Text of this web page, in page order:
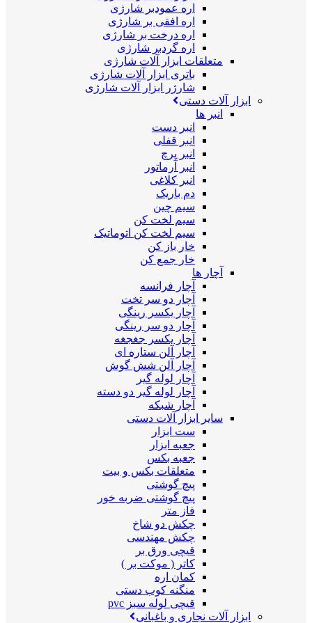
اره عمودبر شارژی
اره افقی بر شارژی
اره درخت بر شارژی
اره گردبر شارژی
متعلقات ابزار آلات شارژی
باتری ابزار آلات شارژی
شارژر ابزار آلات شارژی
ابزار آلات دستی
انبر ها
انبر دست
انبر قفلی
انبر پرچ
انبر آرماتور
انبر کلاغی
دم باریک
سیم چین
سیم لخت کن
سیم لخت کن اتوماتیک
خار باز کن
خار جمع کن
آچار ها
آچار فرانسه
آچار دو سر تخت
آچار یکسر رینگی
آچار دو سر رینگی
آچار یکسر جغجغه
آچار آلن ستاره ای
آچار آلن شش گوش
آچار لوله گیر
آچار لوله گیر دو دسته
آچار شبکه
سایر ابزار آلات دستی
ست ابزار
جعبه ابزار
جعبه بکس
متعلقات بکس و بیت
پیچ گوشتی
پیچ گوشتی ضربه خور
فاز متر
چکش دو شاخ
چکش مهندسی
قیچی ورق بر
کاتر ( موکت بر )
کمان اره
منگنه کوب دستی
قیچی لوله سبز pvc
ابزار آلات نجاری و باغبانی